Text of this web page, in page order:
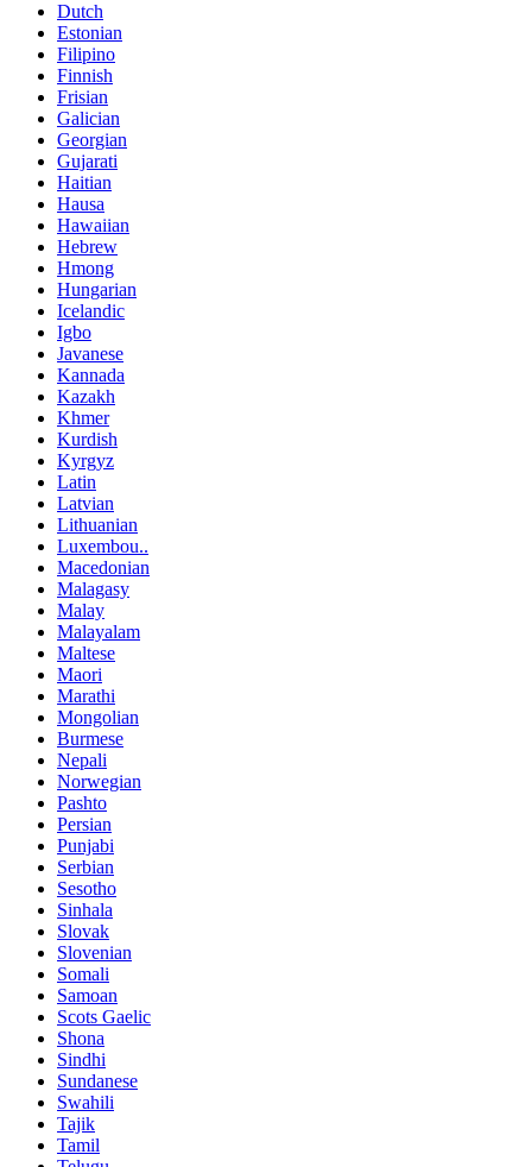
Dutch
Estonian
Filipino
Finnish
Frisian
Galician
Georgian
Gujarati
Haitian
Hausa
Hawaiian
Hebrew
Hmong
Hungarian
Icelandic
Igbo
Javanese
Kannada
Kazakh
Khmer
Kurdish
Kyrgyz
Latin
Latvian
Lithuanian
Luxembou..
Macedonian
Malagasy
Malay
Malayalam
Maltese
Maori
Marathi
Mongolian
Burmese
Nepali
Norwegian
Pashto
Persian
Punjabi
Serbian
Sesotho
Sinhala
Slovak
Slovenian
Somali
Samoan
Scots Gaelic
Shona
Sindhi
Sundanese
Swahili
Tajik
Tamil